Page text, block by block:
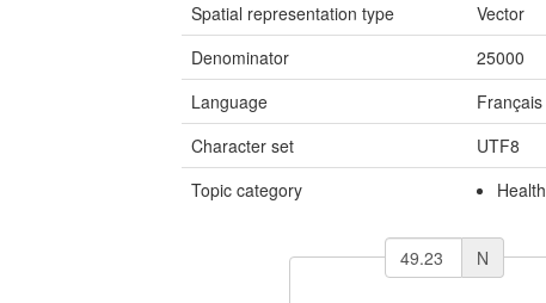
Spatial representation type
Vector
Denominator
25000
Language
Français
Character set
UTF8
Topic category
Health
N